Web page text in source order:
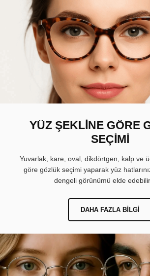
YÜZ ŞEKLİNE GÖRE
SEÇİMİ
Yuvarlak, kare, oval, dikdörtgen, kalp ve
göre gözlük seçimi yaparak yüz
dengeli görünümü elde
DAHA FAZLA BILGI